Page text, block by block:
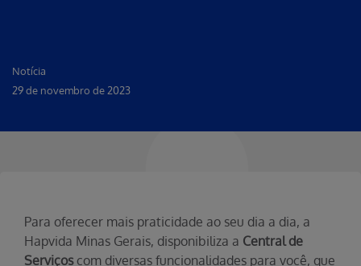
Notícia
29 de novembro de 2023
Para oferecer mais praticidade ao seu dia a dia, a
Hapvida Minas Gerais, disponibiliza a Central de
Serviçoscom diversas funcionalidades para você, que